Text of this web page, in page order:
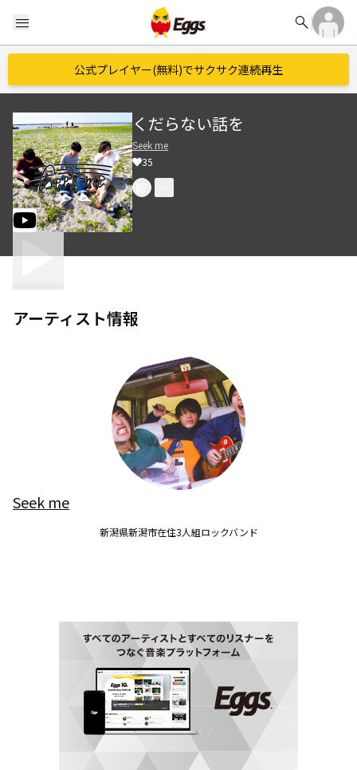
menu search
公式プレイヤー(無料)でサクサク連続再生
くだらない話を
Seek me
35
アーティスト情報
Seek me
新潟県新潟市在住3人組ロックバンド